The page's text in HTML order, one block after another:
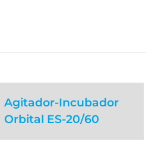
Agitador-Incubador
Orbital ES-20/60